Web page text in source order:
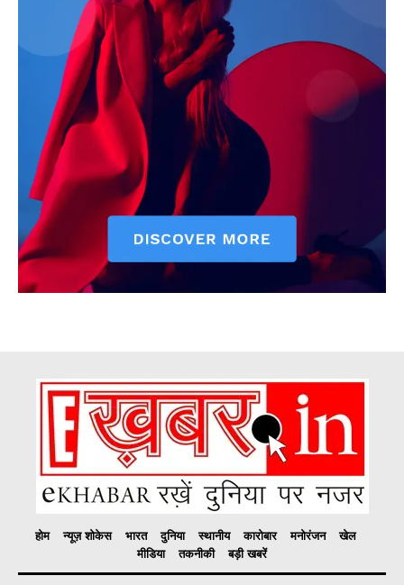
My account
होम न्यूज़ शोकेस भारत दुनिया स्थानीय कारोबार मनोरंजन
खेल
मीडिया
तकनीकी बड़ी खबरें